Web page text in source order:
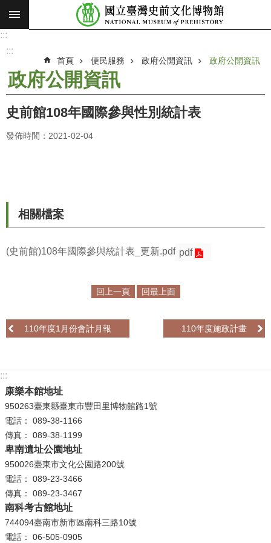
跳到主要內容區塊
搜
願
使
命
參
展
探
索
我
們
便
民
服
務
性
別
平
:::
:::
首頁 便民服務 政府公開資訊 政府公開資訊
政府公開資訊
史前館108年國際參與性別統計表
發佈時間：2021-02-04
相關檔案
(史前館)108年國際參與統計表_更新.pdf pdf
回上一頁 回最上面
110年度1月份會計月報 110年度施政計畫
:::
康樂本館地址
950263臺東縣臺東市豐田里博物館路1號
電話： 089-38-1166
傳真： 089-38-1199
卑南遺址公園地址
950026臺東市文化公園路200號
電話： 089-23-3466
傳真： 089-23-3467
南科考古館地址
744094臺南市新市區南科三路10號
電話： 06-505-0905